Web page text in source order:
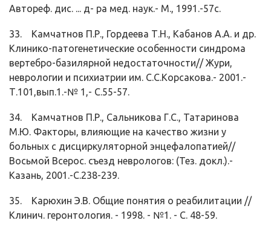
Автореф. дис. ... д- ра мед. наук.- М., 1991.-57с.
33. Камчатнов П.Р., Гордеева Т.Н., Кабанов А.А. и др.
Клинико-патогенетические особенности синдрома
вертебро-базилярной недостаточности// Жури,
неврологии и психиатрии им. С.С.Корсакова.- 2001.-
Т.101,вып.1.-№ 1,- С.55-57.
34. Камчатнов П.Р., Сальникова Г.С., Татаринова
М.Ю. Факторы, влияющие на качество жизни у
больных с дисциркуляторной энцефалопатией//
Восьмой Всерос. съезд неврологов: (Тез. докл.).-
Казань, 2001.-С.238-239.
35. Карюхин Э.В. Общие понятия о реабилитации //
Клинич. геронтология. - 1998. - №1. - С. 48-59.